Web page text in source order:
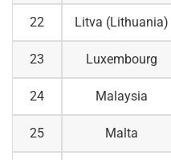
22 Litva (Lithuania)
23 Luxembourg
24 Malaysia
25 Malta